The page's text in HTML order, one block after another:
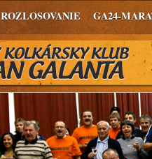
ROZLOSOVANIE GA24-